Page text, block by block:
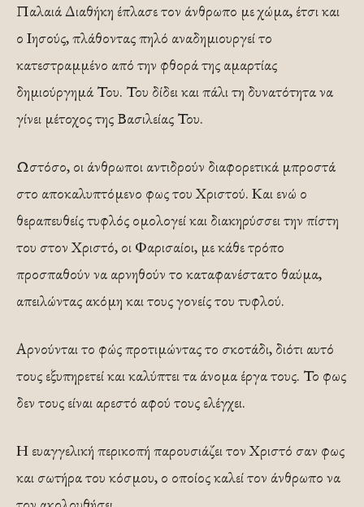
Παλαιά Διαθήκη έπλασε τον άνθρωπο με χώμα, έτσι και
ο Ιησούς, πλάθοντας πηλό αναδημιουργεί το
κατεστραμμένο από την φθορά της αμαρτίας
δημιούργημά Του. Του δίδει και πάλι τη δυνατότητα να
γίνει μέτοχος της Βασιλείας Του.
Ωστόσο, οι άνθρωποι αντιδρούν διαφορετικά μπροστά
στο αποκαλυπτόμενο φως του Χριστού. Και ενώ ο
θεραπευθείς τυφλός ομολογεί και διακηρύσσει την πίστη
του στον Χριστό, οι Φαρισαίοι, με κάθε τρόπο
προσπαθούν να αρνηθούν το καταφανέστατο θαύμα,
απειλώντας ακόμη και τους γονείς του τυφλού.
Αρνούνται το φώς προτιμώντας το σκοτάδι, διότι αυτό
τους εξυπηρετεί και καλύπτει τα άνομα έργα τους. Το φως
δεν τους είναι αρεστό αφού τους ελέγχει.
Η ευαγγελική περικοπή παρουσιάζει τον Χριστό σαν φως
και σωτήρα του κόσμου, ο οποίος καλεί τον άνθρωπο να